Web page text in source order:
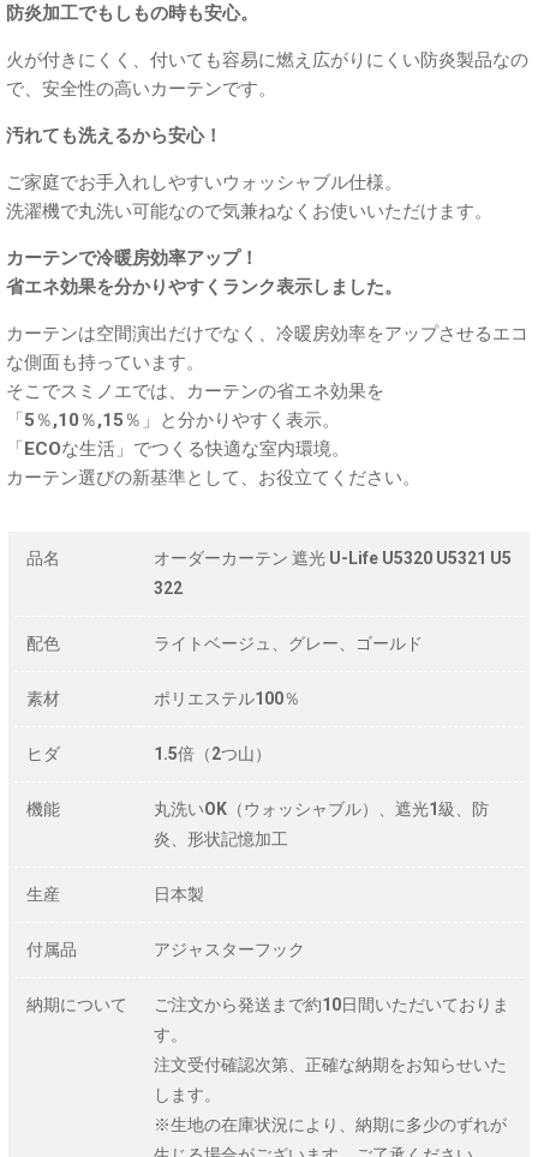
防炎加工でもしもの時も安心。
火が付きにくく、付いても容易に燃え広がりにくい防炎製品なの
で、安全性の高いカーテンです。
汚れても洗えるから安心！
ご家庭でお手入れしやすいウォッシャブル仕様。
洗濯機で丸洗い可能なので気兼ねなくお使いいただけます。
カーテンで冷暖房効率アップ！
省エネ効果を分かりやすくランク表示しました。
カーテンは空間演出だけでなく、冷暖房効率をアップさせるエコ
な側面も持っています。
そこでスミノエでは、カーテンの省エネ効果を
「5％,10％,15％」と分かりやすく表示。
「ECOな生活」でつくる快適な室内環境。
カーテン選びの新基準として、お役立てください。
品名
オーダーカーテン 遮光 U-Life U5320 U5321 U5
322
配色 ライトベージュ、グレー、ゴールド
素材 ポリエステル100％
ヒダ 1.5倍（2つ山）
機能
丸洗いOK（ウォッシャブル）、遮光1級、防
炎、形状記憶加工
生産 日本製
付属品 アジャスターフック
納期について
ご注文から発送まで約10日間いただいておりま
す。
注文受付確認次第、正確な納期をお知らせいた
します。
※生地の在庫状況により、納期に多少のずれが